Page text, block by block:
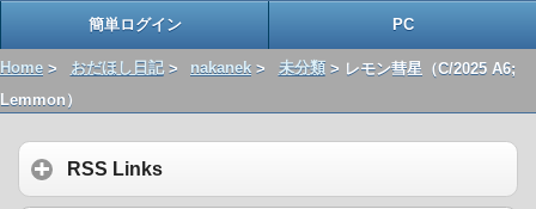
簡単ログイン PC
Home > おだほし日記> nakanek > 未分類> レモン彗星（C/2025 A6;
Lemmon）
RSS Links